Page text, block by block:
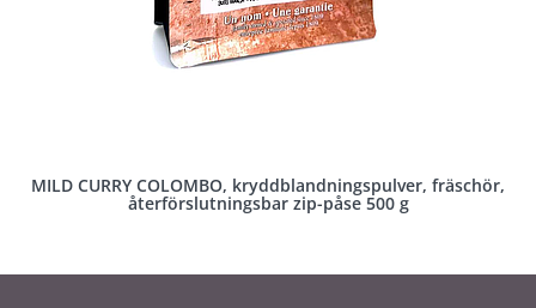
MILD CURRY COLOMBO, kryddblandningspulver, fräschör,
återförslutningsbar zip-påse 500 g